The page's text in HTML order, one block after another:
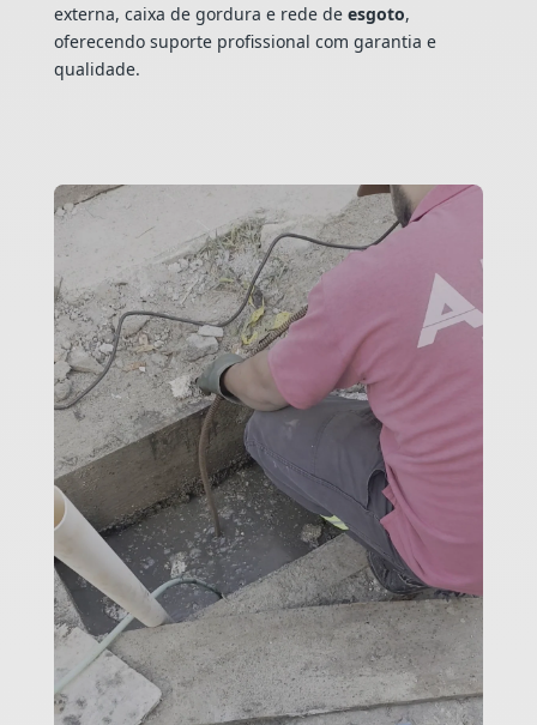
externa, caixa de gordura e rede de esgoto,
oferecendo suporte profissional com garantia e
qualidade.